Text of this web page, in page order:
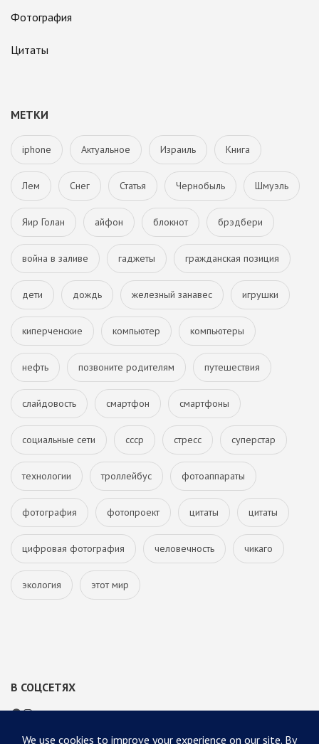
Фотография
Цитаты
МЕТКИ
iphone Актуальное Израиль Книга
Лем Снег Статья Чернобыль Шмуэль
Яир Голан айфон блокнот брэдбери
война в заливе гаджеты гражданская позиция
дети дождь железный занавес игрушки
киперченские компьютер компьютеры
нефть позвоните родителям путешествия
слайдовость смартфон смартфоны
социальные сети ссср стресс суперстар
технологии троллейбус фотоаппараты
фотография фотопроект цитаты цитаты
цифровая фотография человечность чикаго
экология этот мир
В СОЦСЕТЯХ
Facebook
Instagram